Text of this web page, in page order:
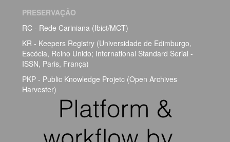
PRESERVAÇÃO
RC - Rede Cariniana (Ibict/MCT)
KR - Keepers Registry (Universidade de Edimburgo,
Escócia, Reino Unido; International Standard Serial -
ISSN, Paris, França)
PKP - Public Knowledge Projetc (Open Archives
Harvester)